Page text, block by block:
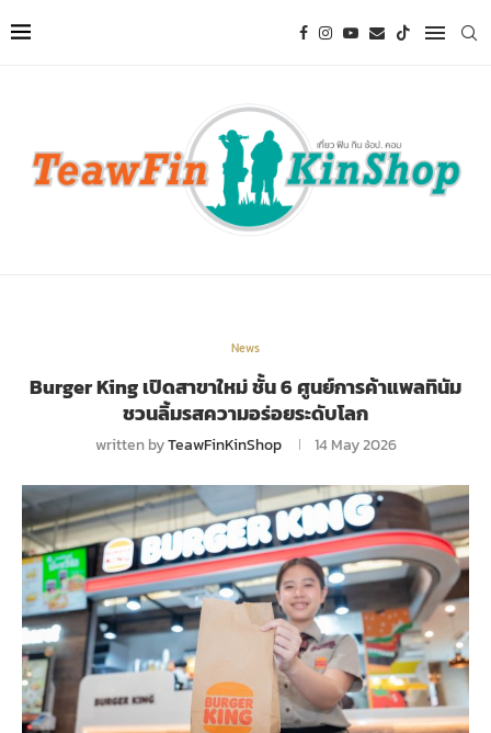
News
Burger King เปิดสาขาใหม่ ชั้น 6 ศูนย์การค้าแพลทินัม
ชวนลิ้มรสความอร่อยระดับโลก
written byTeawFinKinShop 14 May 2026